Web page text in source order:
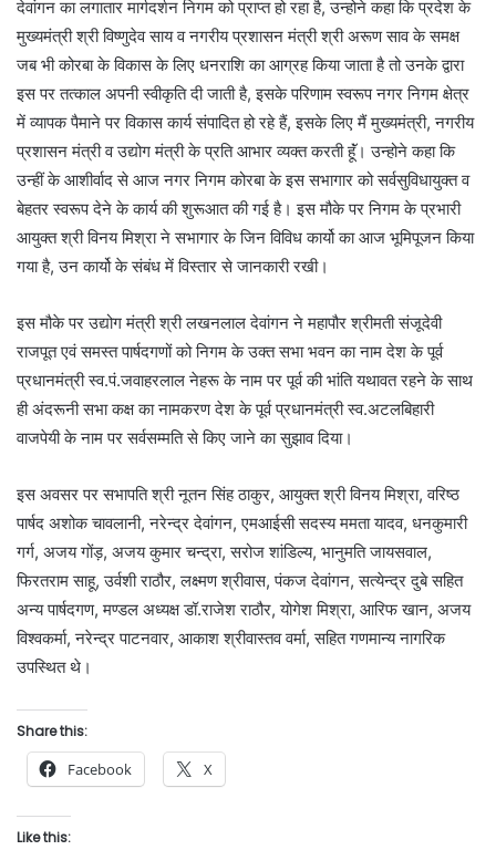
देवांगन का लगातार मार्गदर्शन निगम को प्राप्त हो रहा है, उन्होने कहा कि प्रदेश के
मुख्यमंत्री श्री विष्णुदेव साय व नगरीय प्रशासन मंत्री श्री अरूण साव के समक्ष
जब भी कोरबा के विकास के लिए धनराशि का आग्रह किया जाता है तो उनके द्वारा
इस पर तत्काल अपनी स्वीकृति दी जाती है, इसके परिणाम स्वरूप नगर निगम क्षेत्र
में व्यापक पैमाने पर विकास कार्य संपादित हो रहे हैं, इसके लिए मैं मुख्यमंत्री, नगरीय
प्रशासन मंत्री व उद्योग मंत्री के प्रति आभार व्यक्त करती हूॅं। उन्होने कहा कि
उन्हीं के आशीर्वाद से आज नगर निगम कोरबा के इस सभागार को सर्वसुविधायुक्त व
बेहतर स्वरूप देने के कार्य की शुरूआत की गई है। इस मौके पर निगम के प्रभारी
आयुक्त श्री विनय मिश्रा ने सभागार के जिन विविध कार्यो का आज भूमिपूजन किया
गया है, उन कार्यो के संबंध में विस्तार से जानकारी रखी।
इस मौके पर उद्योग मंत्री श्री लखनलाल देवांगन ने महापौर श्रीमती संजूदेवी
राजपूत एवं समस्त पार्षदगणों को निगम के उक्त सभा भवन का नाम देश के पूर्व
प्रधानमंत्री स्व.पं.जवाहरलाल नेहरू के नाम पर पूर्व की भांति यथावत रहने के साथ
ही अंदरूनी सभा कक्ष का नामकरण देश के पूर्व प्रधानमंत्री स्व.अटलबिहारी
वाजपेयी के नाम पर सर्वसम्मति से किए जाने का सुझाव दिया।
इस अवसर पर सभापति श्री नूतन सिंह ठाकुर, आयुक्त श्री विनय मिश्रा, वरिष्ठ
पार्षद अशोक चावलानी, नरेन्द्र देवांगन, एमआईसी सदस्य ममता यादव, धनकुमारी
गर्ग, अजय गोंड़, अजय कुमार चन्द्रा, सरोज शांडिल्य, भानुमति जायसवाल,
फिरतराम साहू, उर्वशी राठौर, लक्ष्मण श्रीवास, पंकज देवांगन, सत्येन्द्र दुबे सहित
अन्य पार्षदगण, मण्डल अध्यक्ष डॉ.राजेश राठौर, योगेश मिश्रा, आरिफ खान, अजय
विश्वकर्मा, नरेन्द्र पाटनवार, आकाश श्रीवास्तव वर्मा, सहित गणमान्य नागरिक
उपस्थित थे।
Share this:
Facebook X
Like this: